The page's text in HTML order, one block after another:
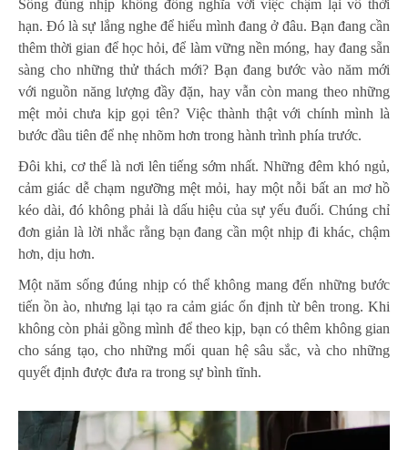
Sống đúng nhịp không đồng nghĩa với việc chậm lại vô thời
hạn. Đó là sự lắng nghe để hiểu mình đang ở đâu. Bạn đang cần
thêm thời gian để học hỏi, để làm vững nền móng, hay đang sẵn
sàng cho những thử thách mới? Bạn đang bước vào năm mới
với nguồn năng lượng đầy đặn, hay vẫn còn mang theo những
mệt mỏi chưa kịp gọi tên? Việc thành thật với chính mình là
bước đầu tiên để nhẹ nhõm hơn trong hành trình phía trước.
Đôi khi, cơ thể là nơi lên tiếng sớm nhất. Những đêm khó ngủ,
cảm giác dễ chạm ngưỡng mệt mỏi, hay một nỗi bất an mơ hồ
kéo dài, đó không phải là dấu hiệu của sự yếu đuối. Chúng chỉ
đơn giản là lời nhắc rằng bạn đang cần một nhịp đi khác, chậm
hơn, dịu hơn.
Một năm sống đúng nhịp có thể không mang đến những bước
tiến ồn ào, nhưng lại tạo ra cảm giác ổn định từ bên trong. Khi
không còn phải gồng mình để theo kịp, bạn có thêm không gian
cho sáng tạo, cho những mối quan hệ sâu sắc, và cho những
quyết định được đưa ra trong sự bình tĩnh.